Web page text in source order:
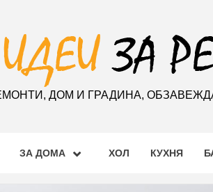
ДОМ И ГРАДИНА,
ЗА ДОМА ХОЛ КУХНЯ